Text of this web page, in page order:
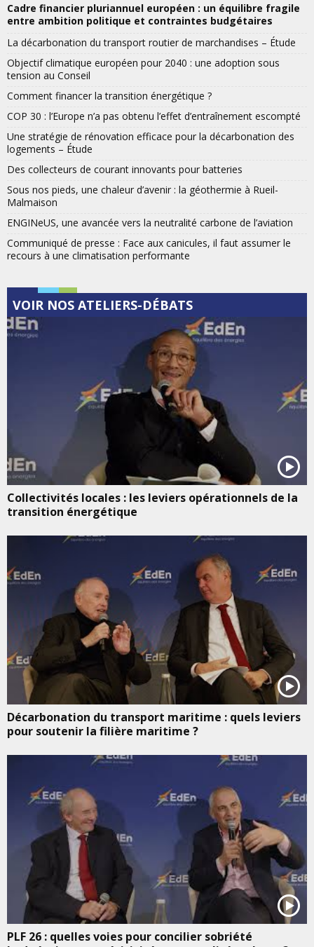
Cadre financier pluriannuel européen : un équilibre fragile
entre ambition politique et contraintes budgétaires
La décarbonation du transport routier de marchandises – Étude
Objectif climatique européen pour 2040 : une adoption sous
tension au Conseil
Comment financer la transition énergétique ?
COP 30 : l’Europe n’a pas obtenu l’effet d’entraînement escompté
Une stratégie de rénovation efficace pour la décarbonation des
logements – Étude
Des collecteurs de courant innovants pour batteries
Sous nos pieds, une chaleur d’avenir : la géothermie à Rueil-
Malmaison
ENGINeUS, une avancée vers la neutralité carbone de l’aviation
Communiqué de presse : Face aux canicules, il faut assumer le
recours à une climatisation performante
VOIR NOS ATELIERS-DÉBATS
Collectivités locales : les leviers opérationnels de la
transition énergétique
Décarbonation du transport maritime : quels leviers
pour soutenir la filière maritime ?
PLF 26 : quelles voies pour concilier sobriété